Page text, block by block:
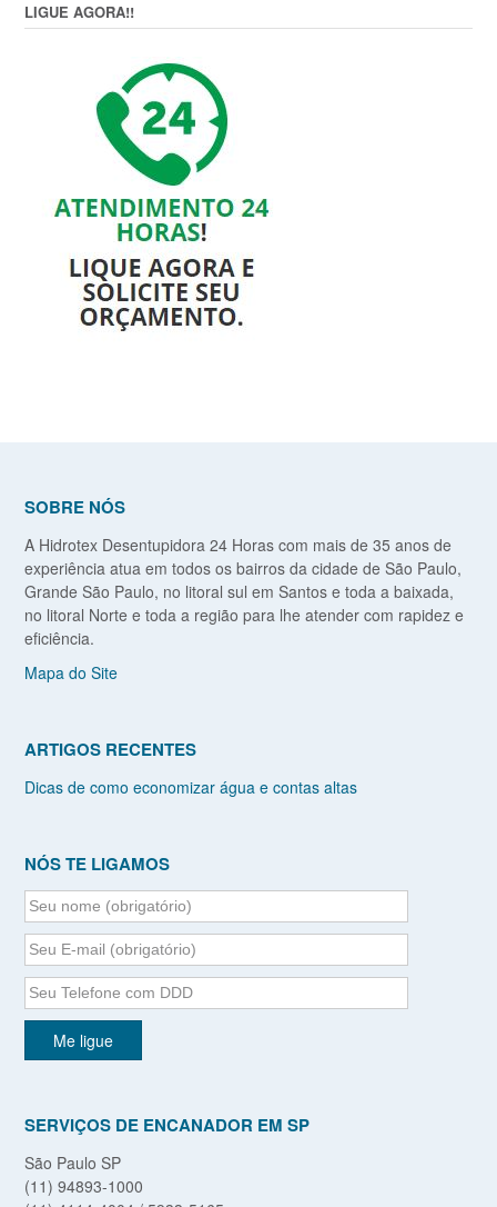
LIGUE AGORA!!
SOBRE NÓS
A Hidrotex Desentupidora 24 Horas com mais de 35 anos de
experiência atua em todos os bairros da cidade de São Paulo,
Grande São Paulo, no litoral sul em Santos e toda a baixada,
no litoral Norte e toda a região para lhe atender com rapidez e
eficiência.
Mapa do Site
ARTIGOS RECENTES
Dicas de como economizar água e contas altas
NÓS TE LIGAMOS
SERVIÇOS DE ENCANADOR EM SP
São Paulo SP
(11) 94893-1000